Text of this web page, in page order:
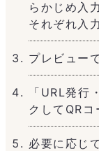
らかじめ入
それぞれ入
プレビュー
「URL発行
クしてQRコ
必要に応じ